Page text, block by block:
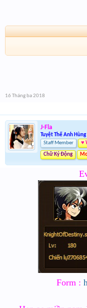
16 Tháng ba 2018
J-Fla
Tuyệt Thế Anh Hùng
Staff Member
♥
Chữ Ký Động
Form :